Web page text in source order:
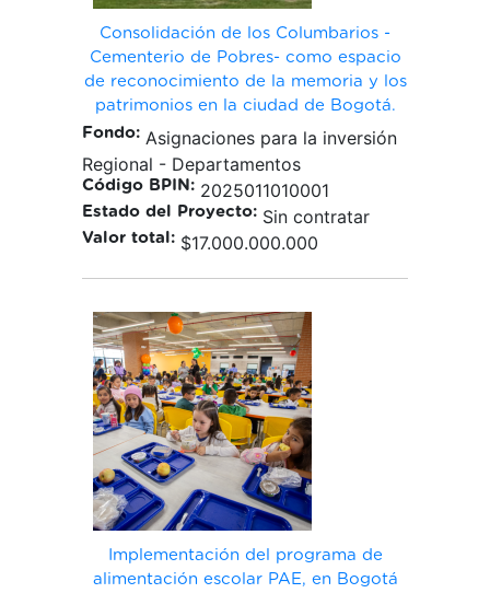
Consolidación de los Columbarios -
Cementerio de Pobres- como espacio
de reconocimiento de la memoria y los
patrimonios en la ciudad de Bogotá.
Fondo: Asignaciones para la inversión
Regional - Departamentos
Código BPIN: 2025011010001
Estado del Proyecto: Sin contratar
Valor total: $17.000.000.000
Implementación del programa de
alimentación escolar PAE, en Bogotá